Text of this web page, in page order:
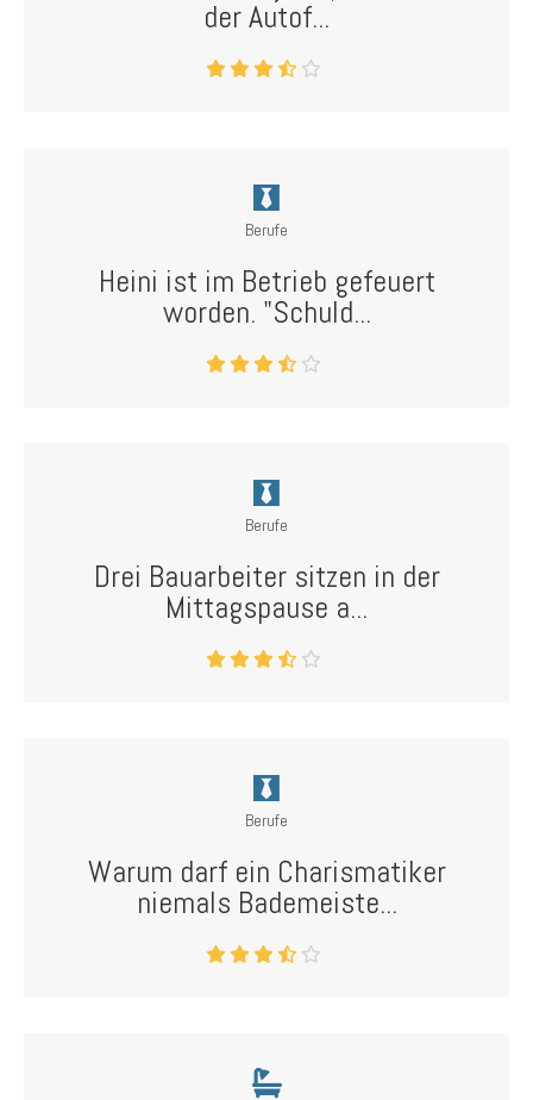
der Autof...
Berufe
Heini ist im Betrieb gefeuert
worden. "Schuld...
Berufe
Drei Bauarbeiter sitzen in der
Mittagspause a...
Berufe
Warum darf ein Charismatiker
niemals Bademeiste...